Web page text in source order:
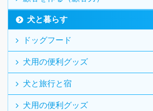
犬と暮らす
ドッグフード
犬用の便利グッズ
犬と旅行と宿
犬用の便利グッズ